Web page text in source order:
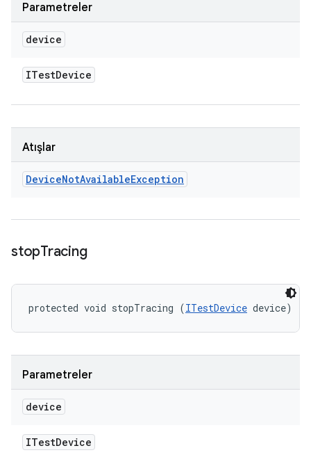
Parametreler
device
ITestDevice
Atışlar
DeviceNotAvailableException
stopTracing
protected void stopTracing (ITestDevice device)
Parametreler
device
ITestDevice